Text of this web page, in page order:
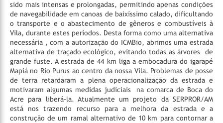
sido mais intensas e prolongadas, permitindo apenas condições
de navegabilidade em canoas de baixíssimo calado, dificultando
o transporte e o abastecimento de gêneros e combustíveis à
Vila, durante estes períodos. Desta forma como uma alternativa
necessária , com a autorização do ICMBio, abrimos uma estrada
alternativa de traçado ecológico, evitando todas as árvores de
grande fuste. A estrada de 44 km liga a embocadura do igarapé
Mapiá no Rio Purus ao centro da nossa Vila. Problemas de posse
de terra retardaram a plena operacionalização da estrada e
motivaram algumas medidas judiciais na comarca de Boca do
Acre para liberá-la. Atualmente um projeto da SERPROR/AM
está nos trazendo recurso para a melhora da estrada e a
construção de um ramal alternativo de 10 km para contornar a